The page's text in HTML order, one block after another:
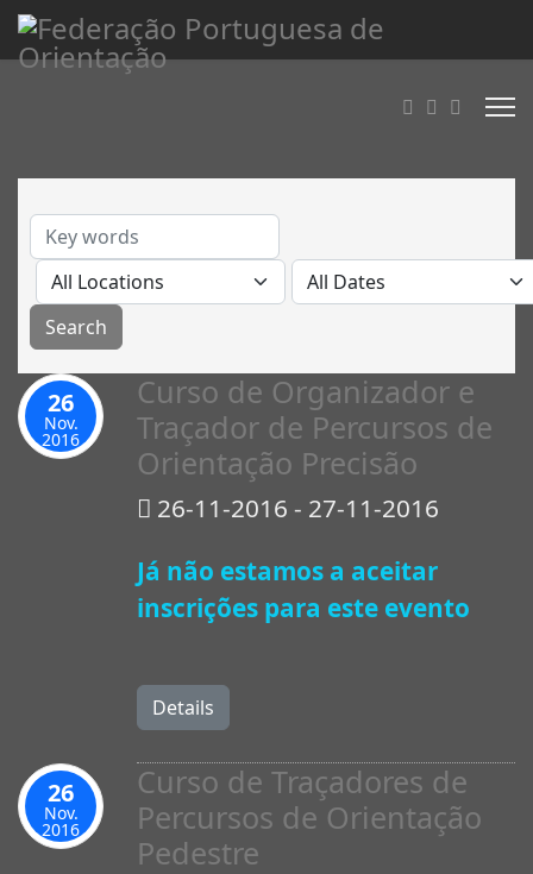
26
Nov.
2016
Curso de Organizador e
Traçador de Percursos de
Orientação Precisão
26-11-2016 - 27-11-2016
Já não estamos a aceitar
inscrições para este evento
Details
26
Nov.
2016
Curso de Traçadores de
Percursos de Orientação
Pedestre